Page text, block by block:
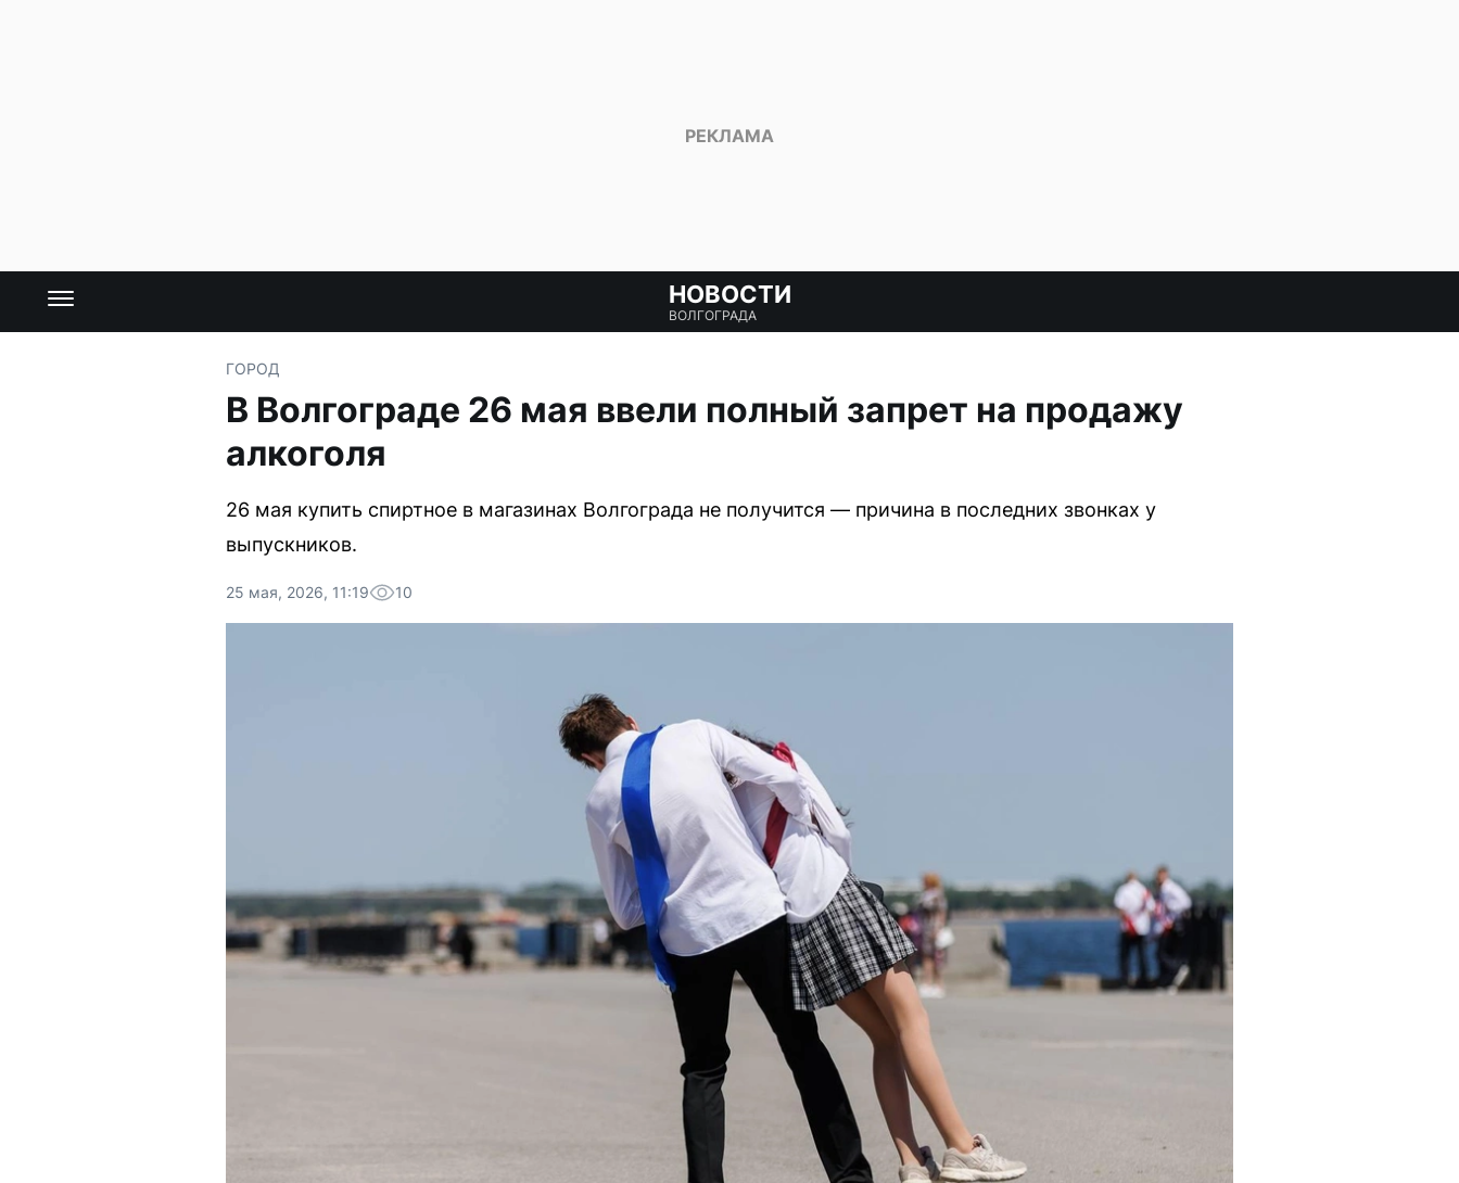
НОВОСТИ
ВОЛГОГРАДА
ГОРОД
В Волгограде 26 мая ввели полный запрет на продажу
алкоголя
26 мая купить спиртное в магазинах Волгограда не получится — причина в последних звонках у
выпускников.
25 мая, 2026, 11:19 10